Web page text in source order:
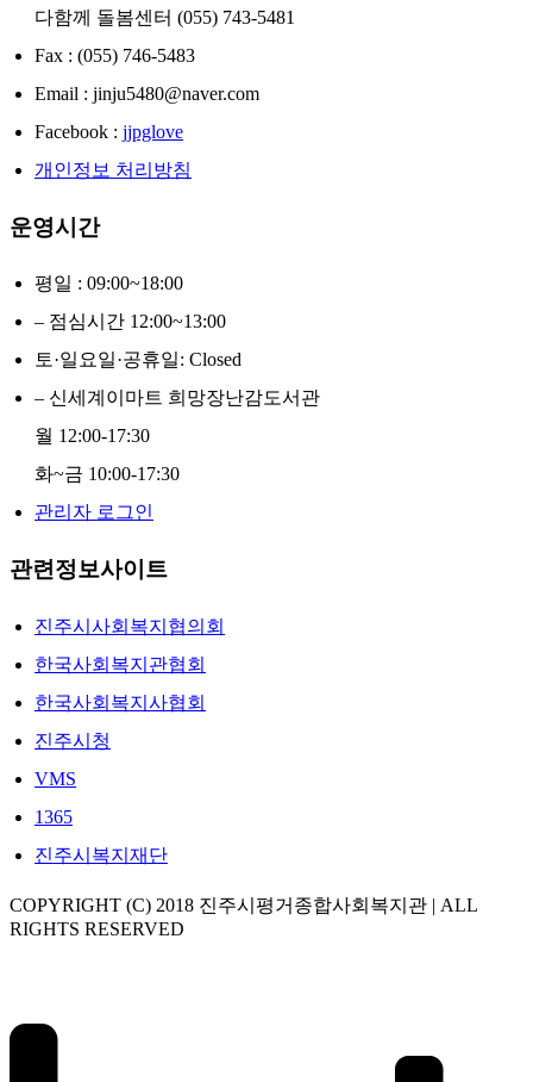
다함께 돌봄센터 (055) 743-5481
Fax : (055) 746-5483
Email : jinju5480@naver.com
Facebook : jjpglove
개인정보 처리방침
운영시간
평일 : 09:00~18:00
– 점심시간 12:00~13:00
토·일요일·공휴일: Closed
– 신세계이마트 희망장난감도서관
월 12:00-17:30
화~금 10:00-17:30
관리자 로그인
관련정보사이트
진주시사회복지협의회
한국사회복지관협회
한국사회복지사협회
진주시청
VMS
1365
진주시복지재단
COPYRIGHT (C) 2018 진주시평거종합사회복지관 | ALL
RIGHTS RESERVED